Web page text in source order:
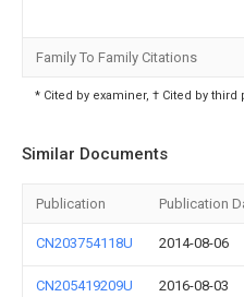
Family To Family Citations
* Cited by examiner, † Cited by third
Similar Documents
Publication Publication
CN203754118U 2014-08-06
CN205419209U 2016-08-03